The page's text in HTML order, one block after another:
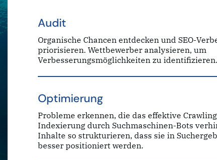
Audit
Organische Chancen entdecken und SEO-
priorisieren. Wettbewerber analysieren, um
Verbesserungsmöglichkeiten zu identifizieren.
Optimierung
Probleme erkennen, die das effektive
Indexierung durch Suchmaschinen-Bots
Inhalte so strukturieren, dass sie in
besser positioniert werden.